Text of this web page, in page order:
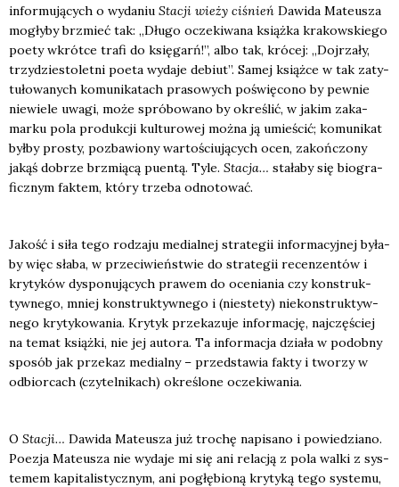
infor­mu­ją­cych o wyda­niu Sta­cji wie­ży ciśnień Dawi­da Mate­usza
mogły­by brzmieć tak: „Dłu­go ocze­ki­wa­na książ­ka kra­kow­skie­go
poety wkrót­ce tra­fi do księ­garń!”, albo tak, kró­cej: „Doj­rza­ły,
trzy­dzie­sto­let­ni poeta wyda­je debiut”. Samej książ­ce w tak zaty­
tu­ło­wa­nych komu­ni­ka­tach pra­so­wych poświę­co­no by pew­nie
nie­wie­le uwa­gi, może spró­bo­wa­no by okre­ślić, w jakim zaka­
mar­ku pola pro­duk­cji kul­tu­ro­wej moż­na ją umie­ścić; komu­ni­kat
był­by pro­sty, pozba­wio­ny war­to­ściu­ją­cych ocen, zakoń­czo­ny
jakąś dobrze brzmią­cą puen­tą. Tyle. Sta­cja… sta­ła­by się bio­gra­
ficz­nym fak­tem, któ­ry trze­ba odno­to­wać.
Jakość i siła tego rodza­ju medial­nej stra­te­gii infor­ma­cyj­nej była­
by więc sła­ba, w prze­ci­wień­stwie do stra­te­gii recen­zen­tów i
kry­ty­ków dys­po­nu­ją­cych pra­wem do oce­nia­nia czy kon­struk­
tyw­ne­go, mniej kon­struk­tyw­ne­go i (nie­ste­ty) nie­kon­struk­tyw­
ne­go kry­ty­ko­wa­nia. Kry­tyk prze­ka­zu­je infor­ma­cję, naj­czę­ściej
na temat książ­ki, nie jej auto­ra. Ta infor­ma­cja dzia­ła w podob­ny
spo­sób jak prze­kaz medial­ny – przed­sta­wia fak­ty i two­rzy w
odbior­cach (czy­tel­ni­kach) okre­ślo­ne ocze­ki­wa­nia.
O Sta­cji… Dawi­da Mate­usza już tro­chę napi­sa­no i powie­dzia­no.
Poezja Mate­usza nie wyda­je mi się ani rela­cją z pola wal­ki z sys­
te­mem kapi­ta­li­stycz­nym, ani pogłę­bio­ną kry­ty­ką tego sys­te­mu,